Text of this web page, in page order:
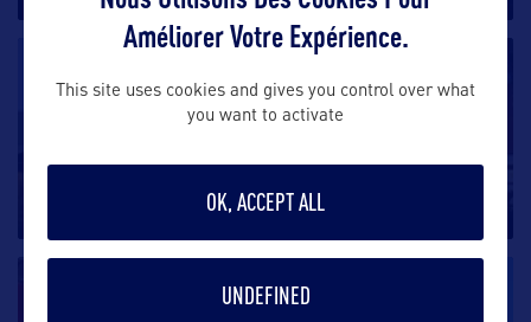
Rio Grande Valley Premium outlets
Améliorer Votre Expérience.
This site uses cookies and gives you control over what
you want to activate
OK, ACCEPT ALL
UNDEFINED